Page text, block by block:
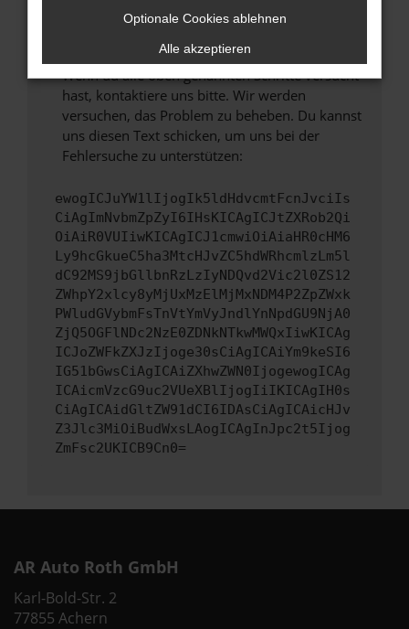
unterstützt werden.
Wende dich an den Webseitenbetreiber.
Wenn du alle oben genannten Schritte versucht
hast, kontaktiere uns bitte. Wir werden
versuchen, das Problem zu beheben. Du kannst
uns diesen Text schicken, um uns bei der
Fehlersuche zu unterstützen:
ewogICJuYW1lIjogIk5ldHdvcmtFcnJvciIs
CiAgImNvbmZpZyI6IHsKICAgICJtZXRob2Qi
OiAiR0VUIiwKICAgICJ1cmwiOiAiaHR0cHM6
Ly9hcGkueC5ha3MtcHJvZC5hdWRhcmlzLm5l
dC92MS9jbGllbnRzLzIyNDQvd2Vic2l0ZS12
ZWhpY2xlcy8yMjUxMzElMjMxNDM4P2ZpZWxk
PWludGVybmFsTnVtYmVyJndlYnNpdGU9NjA0
ZjQ5OGFlNDc2NzE0ZDNkNTkwMWQxIiwKICAg
ICJoZWFkZXJzIjoge30sCiAgICAiYm9keSI6
IG51bGwsCiAgICAiZXhwZWN0IjogewogICAg
ICAicmVzcG9uc2VUeXBlIjogIiIKICAgIH0s
CiAgICAidGltZW91dCI6IDAsCiAgICAicHJv
Z3Jlc3MiOiBudWxsLAogICAgInJpc2t5Ijog
ZmFsc2UKICB9Cn0=
AR Auto Roth GmbH
Karl-Bold-Str. 2
77855 Achern
Optionale Cookies ablehnen
Alle akzeptieren